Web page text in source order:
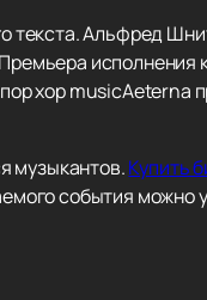
текста. Альфред
исполнения
хор musicAeterna
музыкантов.Купить
события можно